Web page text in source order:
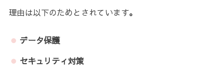
理由は以下のためとされています。
データ保護
セキュリティ対策